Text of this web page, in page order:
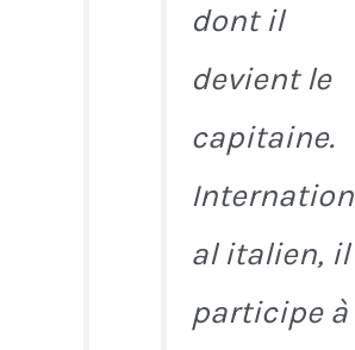
dont il
devient le
capitaine.
Internation
al italien, il
participe à